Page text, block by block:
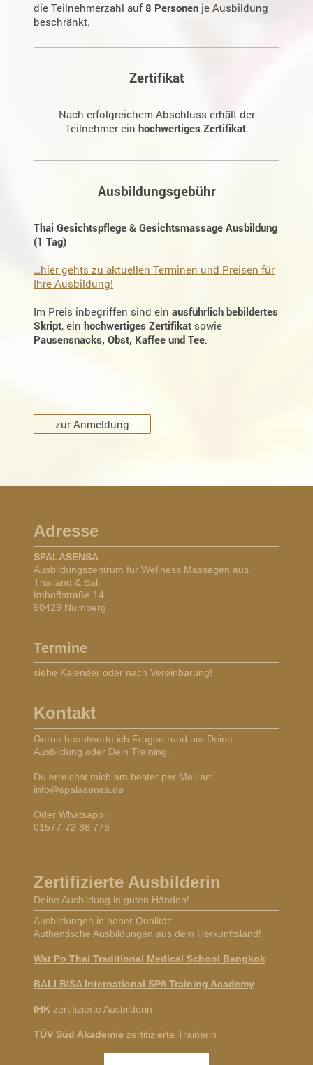
die Teilnehmerzahl auf8 Personen je Ausbildung
beschränkt.
Zertifikat
Nach erfolgreichem Abschluss erhält der
Teilnehmer ein hochwertiges Zertifikat.
Ausbildungsgebühr
Thai Gesichtspflege & Gesichtsmassage Ausbildung
(1 Tag)
…hier gehts zu aktuellen Terminen und Preisen für
Ihre Ausbildung!
Im Preis inbegriffen sind ein ausführlich bebildertes
Skript, ein hochwertiges Zertifikat sowie
Pausensnacks, Obst, Kaffee und Tee.
zur Anmeldung
Adresse
SPALASENSA
Ausbildungszentrum für Wellness Massagen aus
Thailand & Bali
Imhoffstraße 14
90429 Nürnberg
Termine
siehe Kalender oder nach Vereinbarung!
Kontakt
Gerne beantworte ich Fragen rund um Deine
Ausbildung oder Dein Training.
Du erreichst mich am bester per Mail an:
info@spalasensa.de
Oder Whatsapp:
01577-72 86 776
Zertifizierte Ausbilderin
Deine Ausbildung in guten Händen!
Ausbildungen in hoher Qualität:
Authentische Ausbildungen aus dem Herkunftsland!
Wat Po Thai Traditional Medical School Bangkok
BALI BISA International SPA Training Academy
IHK zertifizierte Ausbilderin
TÜV Süd Akademie zertifizierte Trainerin